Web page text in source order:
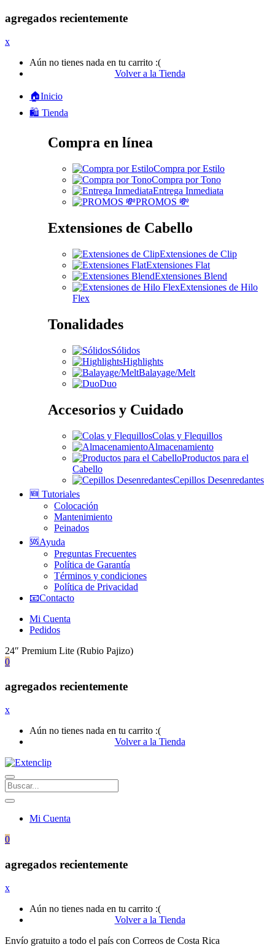
agregados recientemente
x
Aún no tienes nada en tu carrito :(
Volver a la Tienda
🏠Inicio
🛍️ Tienda
Compra en línea
Compra por Estilo
Compra por Tono
Entrega Inmediata
PROMOS 💸
Extensiones de Cabello
Extensiones de Clip
Extensiones Flat
Extensiones Blend
Extensiones de Hilo
Flex
Tonalidades
Sólidos
Highlights
Balayage/Melt
Duo
Accesorios y Cuidado
Colas y Flequillos
Almacenamiento
Productos para el
Cabello
Cepillos Desenredantes
🆕 Tutoriales
Colocación
Mantenimiento
Peinados
🆘Ayuda
Preguntas Frecuentes
Política de Garantía
Términos y condiciones
Política de Privacidad
📧Contacto
Mi Cuenta
Pedidos
24″ Premium Lite (Rubio Pajizo)
0
agregados recientemente
x
Aún no tienes nada en tu carrito :(
Volver a la Tienda
Mi Cuenta
0
agregados recientemente
x
Aún no tienes nada en tu carrito :(
Volver a la Tienda
Envío gratuito a todo el país con Correos de Costa Rica